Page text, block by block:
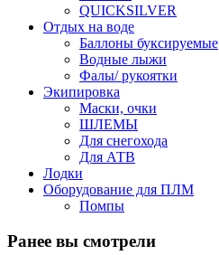
QUICKSILVER
Отдых на воде
Баллоны буксируемые
Водные лыжи
Фалы/ рукоятки
Экипировка
Маски, очки
ШЛЕМЫ
Для снегохода
Для АТВ
Лодки
Оборудование для ПЛМ
Помпы
Ранее вы смотрели